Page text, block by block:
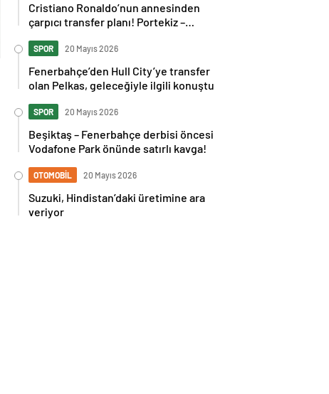
Cristiano Ronaldo’nun annesinden
çarpıcı transfer planı! Portekiz –
kardeşinden sert cevap
SPOR 20 Mayıs 2026
Fenerbahçe’den Hull City’ye transfer
olan Pelkas, geleceğiyle ilgili konuştu
SPOR 20 Mayıs 2026
Beşiktaş – Fenerbahçe derbisi öncesi
Vodafone Park önünde satırlı kavga!
OTOMOBİL 20 Mayıs 2026
Suzuki, Hindistan’daki üretimine ara
veriyor